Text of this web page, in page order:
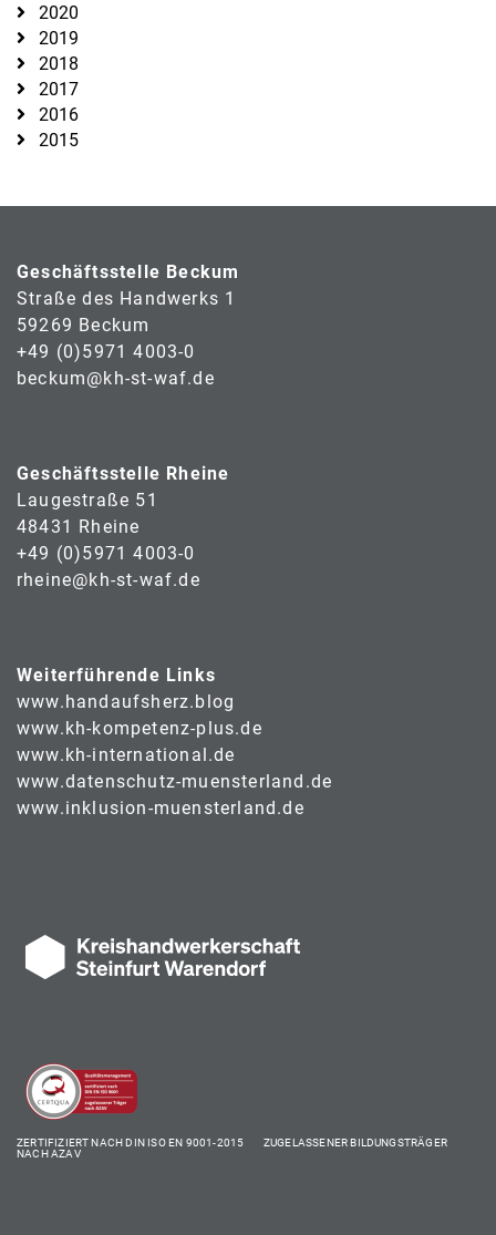
2020
2019
2018
2017
2016
2015
Geschäftsstelle Beckum
Straße des Handwerks 1
59269 Beckum
+49 (0)5971 4003-0
beckum@kh-st-waf.de
Geschäftsstelle Rheine
Laugestraße 51
48431 Rheine
+49 (0)5971 4003-0
rheine@kh-st-waf.de
Weiterführende Links
www.handaufsherz.blog
www.kh-kompetenz-plus.de
www.kh-international.de
www.datenschutz-muensterland.de
www.inklusion-muensterland.de
ZERTIFIZIERT NACH DIN ISO EN 9001-2015 ZUGELASSENER BILDUNGSTRÄGER
NACH AZAV